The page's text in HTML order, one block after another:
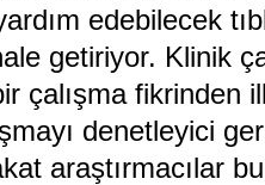
edebilecek
getiriyor. Klinik
çalışma fikrinden
denetleyici
araştırmacılar